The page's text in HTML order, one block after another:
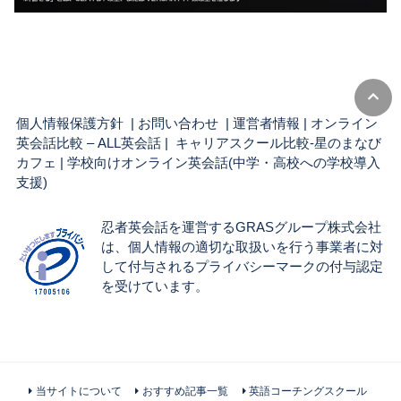
個人情報保護方針| お問い合わせ| 運営者情報
オンライン
英会話比較 – ALL英会話| キャリアスクール比較-星のまなび
カフェ | 学校向けオンライン英会話(中学・高校への学校導入
支援)
忍者英会話を運営するGRASグループ株式会社
は、個人情報の適切な取扱いを行う事業者に対
して付与されるプライバシーマークの付与認定
を受けています。
当サイトについて おすすめ記事一覧 英語コーチングスクール